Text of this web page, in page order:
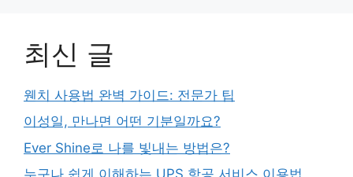
최신 글
웬치 사용법 완벽 가이드: 전문가 팁
이성일, 만나면 어떤 기분일까요?
Ever Shine로 나를 빛내는 방법은?
누구나 쉽게 이해하는 UPS 항공 서비스 이용법